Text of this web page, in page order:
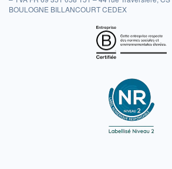
BOULOGNE BILLANCOURT CEDEX